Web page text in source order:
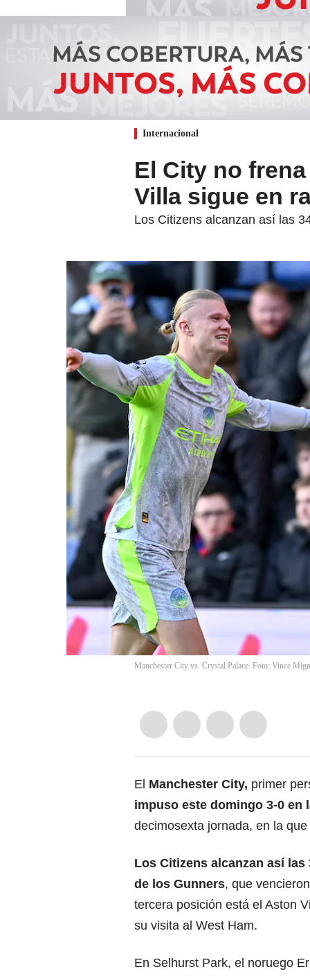
Internacional
El City no
Villa sigue en
Los Citizens alcanzan así las
Manchester City vs. Crystal Palace. Foto: Vince
El Manchester City, primer
impuso este domingo 3-0 en
decimosexta jornada, en la
Los Citizens alcanzan así
de los Gunners, que
tercera posición está el Aston
su visita al West Ham.
En Selhurst Park, el noruego